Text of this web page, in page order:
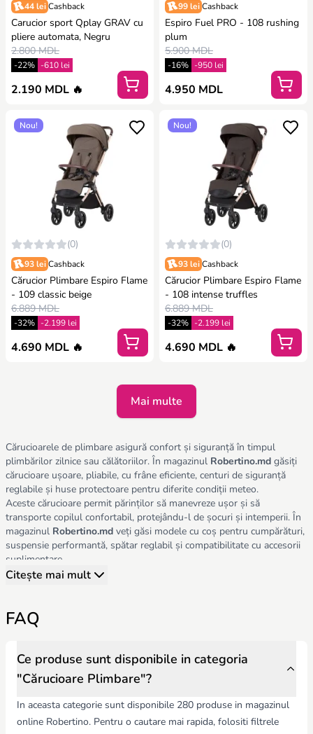
44 lei Cashback
Carucior sport Qplay GRAV cu
pliere automata, Negru
2.800 MDL
-22% -610 lei
2.190 MDL 🔥
99 lei Cashback
Espiro Fuel PRO - 108 rushing
plum
5.900 MDL
-16% -950 lei
4.950 MDL
Nou!
(0)
93 lei Cashback
Cărucior Plimbare Espiro Flame
- 109 classic beige
6.889 MDL
-32% -2.199 lei
4.690 MDL 🔥
Nou!
(0)
93 lei Cashback
Cărucior Plimbare Espiro Flame
- 108 intense truffles
6.889 MDL
-32% -2.199 lei
4.690 MDL 🔥
Mai multe
Cărucioarele de plimbare asigură confort și siguranță în timpul
plimbărilor zilnice sau călătoriilor. În magazinul Robertino.md găsiți
cărucioare ușoare, pliabile, cu frâne eficiente, centuri de siguranță
reglabile și huse protectoare pentru diferite condiții meteo.
Aceste cărucioare permit părinților să manevreze ușor și să
transporte copilul confortabil, protejându-l de șocuri și intemperii. În
magazinul Robertino.md veți găsi modele cu coș pentru cumpărături,
suspensie performantă, spătar reglabil și compatibilitate cu accesorii
suplimentare.
La alegerea căruciorului de plimbare, țineți cont de:
Funcționalitate
terenurile.
de părinți pentru calitate, durabilitate și confort, fiind ideale pentru
plimbări, călătorii sau vacanțe.
Citește mai mult
FAQ
Ce produse sunt disponibile in categoria
"Cărucioare Plimbare"?
In aceasta categorie sunt disponibile 280 produse in magazinul
online Robertino. Pentru o cautare mai rapida, folositi filtrele